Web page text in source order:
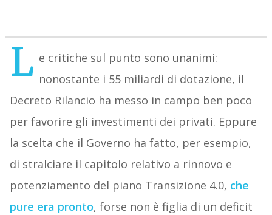
L e critiche sul punto sono unanimi:
nonostante i 55 miliardi di dotazione, il
Decreto Rilancio ha messo in campo ben poco
per favorire gli investimenti dei privati. Eppure
la scelta che il Governo ha fatto, per esempio,
di stralciare il capitolo relativo a rinnovo e
potenziamento del piano Transizione 4.0, che
pure era pronto, forse non è figlia di un deficit